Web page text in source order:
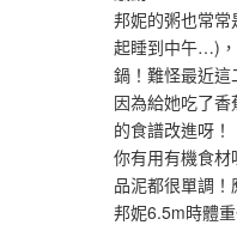
邦妮的粥也常
起睡到中午…)
鍋！難怪最近
因為給她吃了
的食譜改進呀！
你有用有機食
品泥都很單調！
邦妮6.5m時體